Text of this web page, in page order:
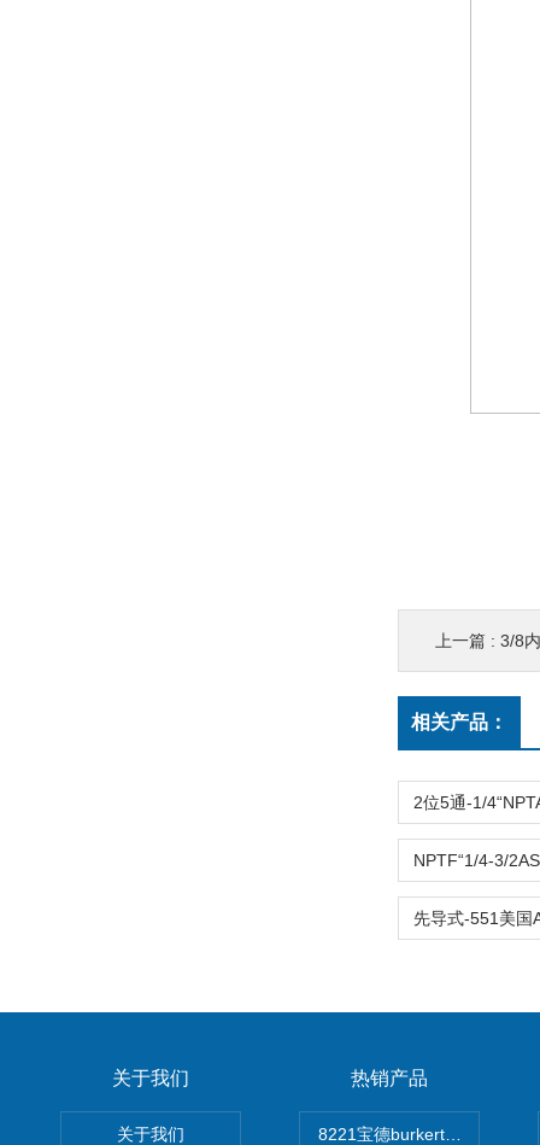
上一篇 : 3/8内
相关产品：
关于我们
关于我们
热销产品
8221宝德burkert电导率探头